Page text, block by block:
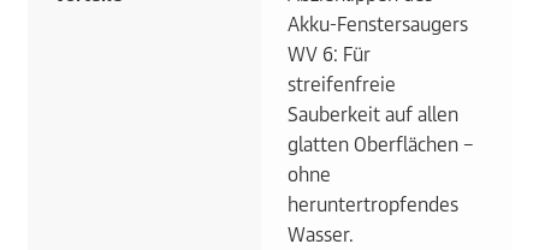
Akku-Fenstersaugers
WV 6: Für
streifenfreie
Sauberkeit auf allen
glatten Oberflächen –
ohne
heruntertropfendes
Wasser.